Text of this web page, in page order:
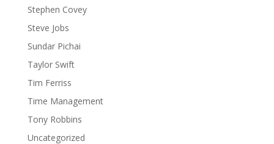
Stephen Covey
Steve Jobs
Sundar Pichai
Taylor Swift
Tim Ferriss
Time Management
Tony Robbins
Uncategorized